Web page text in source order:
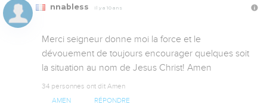
nnabless Il y a 10 ans
Merci seigneur donne moi la force et le
dévouement de toujours encourager quelques soit
la situation au nom de Jesus Christ! Amen
34 personnes ont dit Amen
AMEN RÉPONDRE